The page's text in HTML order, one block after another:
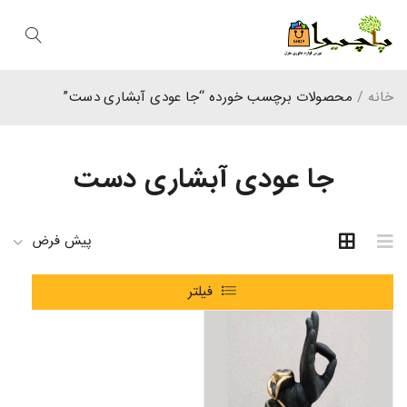
جا عودی آبشاری دست
خانه / محصولات برچسب خورده “جا عودی آبشاری دست”
پیش فرض
فیلتر